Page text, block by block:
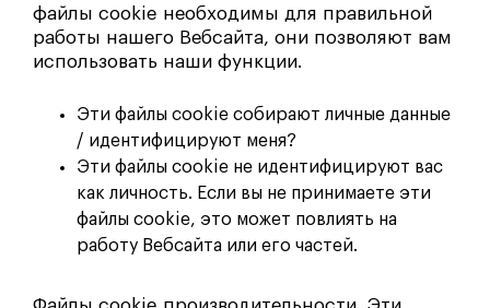
файлы cookie необходимы для правильной
работы нашего Вебсайта, они позволяют вам
использовать наши функции.
Эти файлы cookie собирают личные данные
/ идентифицируют меня?
Эти файлы cookie не идентифицируют вас
как личность. Если вы не принимаете эти
файлы cookie, это может повлиять на
работу Вебсайта или его частей.